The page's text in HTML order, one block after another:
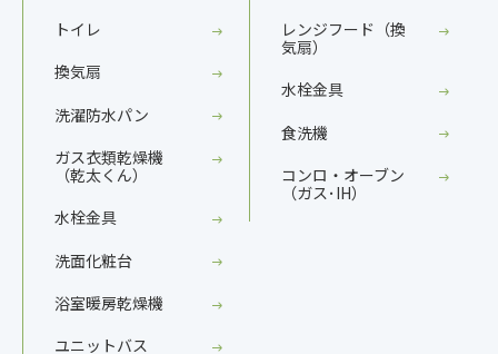
トイレ
換気扇
洗濯防水パン
ガス衣類乾燥機
（乾太くん）
水栓金具
洗面化粧台
浴室暖房乾燥機
ユニットバス
レンジフード（換
気扇）
水栓金具
食洗機
コンロ・オーブン
（ガス･IH）